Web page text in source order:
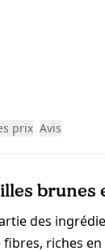
prix Avis
brunes
des
riches